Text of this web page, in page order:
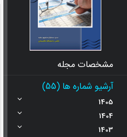
مشخصات مجله
آرشیو شماره ها (55)
1405
1404
1403